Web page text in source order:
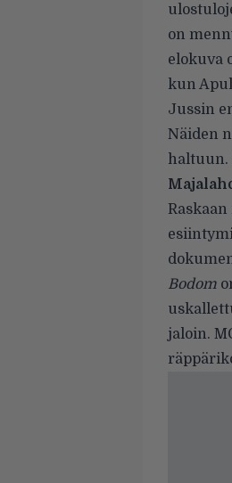
on
elokuva
kun
Jussin
Näiden
haltuun.
Bodom
jaloin.